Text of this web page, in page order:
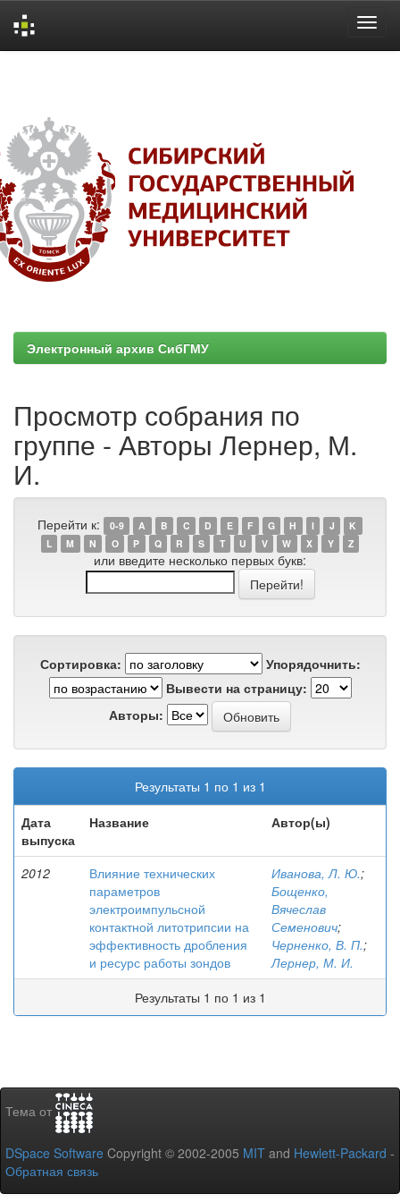
Электронный архив СибГМУ
Просмотр собрания по
группе - Авторы Лернер, М.
И.
Перейти к: 0-9 A B C D E F G H I J
K
L
M N O P Q R S T U V W X Y Z
или введите несколько первых букв:
Сортировка:
Упорядочнить:
Вывести на страницу:
Авторы:
Результаты 1 по 1 из 1
Дата
выпуска
Название Автор(ы)
2012
Влияние технических
параметров
электроимпульсной
контактной литотрипсии на
эффективность дробления
и ресурс работы зондов
Иванова, Л. Ю.;
Бощенко,
Вячеслав
Семенович;
Черненко, В. П.;
Лернер, М. И.
Результаты 1 по 1 из 1
Тема от
DSpace Software Copyright © 2002-2005 MIT and Hewlett-Packard -
Обратная связь